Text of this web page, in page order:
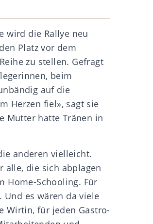
wird die Rallye neu
Platz vor dem
zu stellen. Gefragt
beim
auf die
Herzen fiel», sagt sie
Mutter hatte Tränen in
anderen vielleicht.
alle, die sich abplagen
Home-Schooling. Für
es wären da viele
Wirtin, für jeden Gastro-